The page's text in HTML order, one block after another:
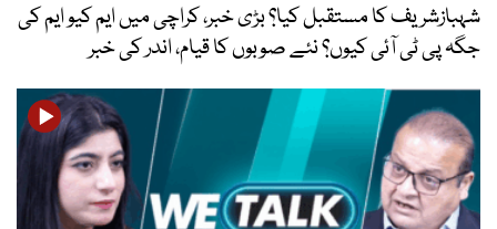
شہبازشریف کا مستقبل کیا؟ بڑی خبر، کراچی میں ایم کیو ایم کی
جگہ پی ٹی آئی کیوں؟ نئے صوبوں کا قیام، اندر کی خبر